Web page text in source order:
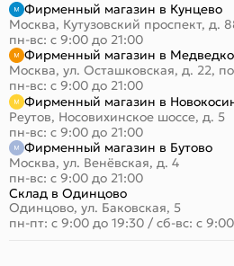
Фирменный магазин в Кунцево
Москва, Кутузовский проспект, д.
пн-вс: с 9:00 до 21:00
Фирменный магазин в
Москва, ул. Осташковская, д. 22,
пн-вс: с 9:00 до 21:00
Фирменный магазин в
Реутов, Носовихинское шоссе, д. 5
пн-вс: с 9:00 до 21:00
Фирменный магазин в Бутово
Москва, ул. Венёвская, д. 4
пн-вс: с 9:00 до 21:00
Склад в Одинцово
Одинцово, ул. Баковская, 5
пн-пт: с 9:00 до 19:30 / сб-вс: с